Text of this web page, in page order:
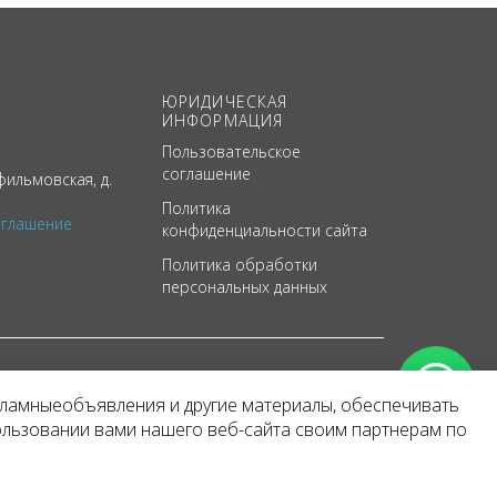
д.
ЮРИДИЧЕСКАЯ
ИНФОРМАЦИЯ
Пользовательское
соглашение
Политика
конфиденциальности сайта
Политика обработки
персональных данных
и другие материалы, обеспечивать
вами нашего веб-сайта своим партнерам по